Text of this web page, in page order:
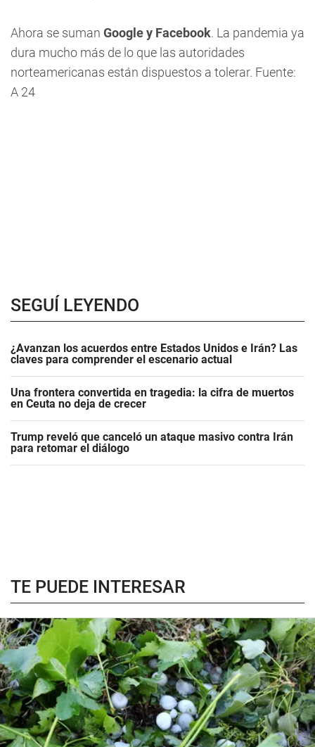
Ahora se suman Google y Facebook. La pandemia ya
dura mucho más de lo que las autoridades
norteamericanas están dispuestos a tolerar. Fuente:
A 24
SEGUÍ LEYENDO
¿Avanzan los acuerdos entre Estados Unidos e Irán? Las
claves para comprender el escenario actual
Una frontera convertida en tragedia: la cifra de muertos
en Ceuta no deja de crecer
Trump reveló que canceló un ataque masivo contra Irán
para retomar el diálogo
TE PUEDE INTERESAR